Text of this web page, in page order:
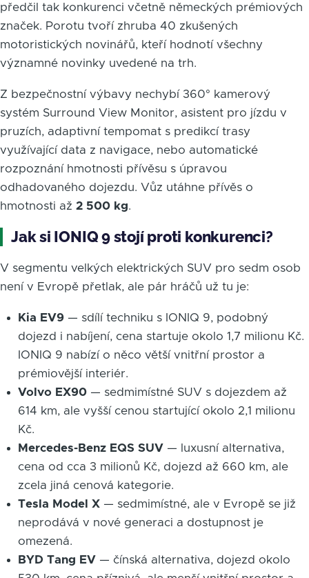
předčil tak konkurenci včetně německých prémiových
značek. Porotu tvoří zhruba 40 zkušených
motoristických novinářů, kteří hodnotí všechny
významné novinky uvedené na trh.
Z bezpečnostní výbavy nechybí 360° kamerový
systém Surround View Monitor, asistent pro jízdu v
pruzích, adaptivní tempomat s predikcí trasy
využívající data z navigace, nebo automatické
rozpoznání hmotnosti přívěsu s úpravou
odhadovaného dojezdu. Vůz utáhne přívěs o
hmotnosti až 2 500 kg.
Jak si IONIQ 9 stojí proti konkurenci?
V segmentu velkých elektrických SUV pro sedm osob
není v Evropě přetlak, ale pár hráčů už tu je:
Kia EV9— sdílí techniku s IONIQ 9, podobný
dojezd i nabíjení, cena startuje okolo 1,7 milionu Kč.
IONIQ 9 nabízí o něco větší vnitřní prostor a
prémiovější interiér.
Volvo EX90— sedmimístné SUV s dojezdem až
614 km, ale vyšší cenou startující okolo 2,1 milionu
Kč.
Mercedes-Benz EQS SUV— luxusní alternativa,
cena od cca 3 milionů Kč, dojezd až 660 km, ale
zcela jiná cenová kategorie.
Tesla Model X— sedmimístné, ale v Evropě se již
neprodává v nové generaci a dostupnost je
omezená.
BYD Tang EV— čínská alternativa, dojezd okolo